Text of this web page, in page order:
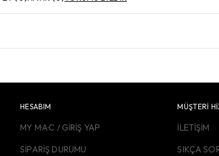
HESABIM
MY M·A·C / GİRİŞ YAP
SİPARİŞ DURUMU
MÜŞTERİ
İLETİŞİM
SIKÇA